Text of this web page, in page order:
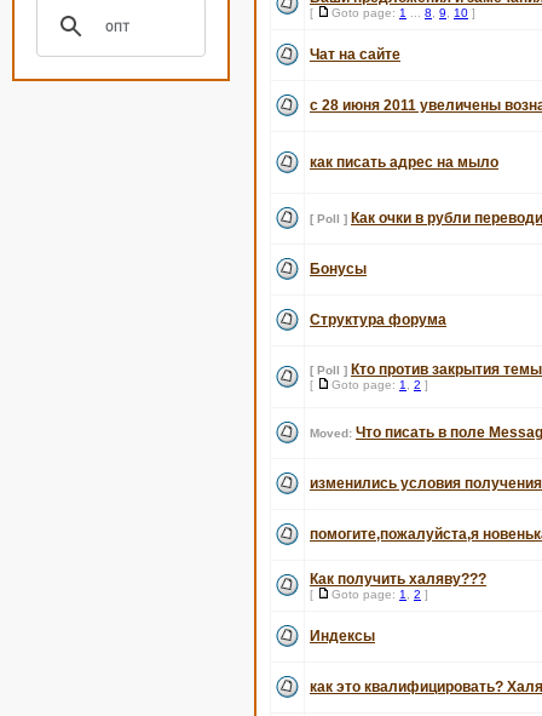
[ Goto page: 1 8 9 10 ]
Чат на сайте
с 28 июня 2011 увеличены
как писать адрес на мыло
[ Poll ] Как очки в рубли
Бонусы
Структура форума
[ Poll ] Кто против закрытия
[ Goto page: 1 2 ]
Moved: Что писать в поле
изменились условия
помогите,пожалуйста,я
Как получить халяву???
[ Goto page: 1 2 ]
Индексы
как это квалифицировать?